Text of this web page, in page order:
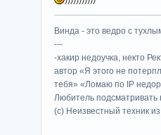
Винда - это ведро с
---
-хакир недоучка, некто
автор «Я этого не
тебя» «Ломаю по IP
Любитель подсматривать
(c) Неизвестный техник